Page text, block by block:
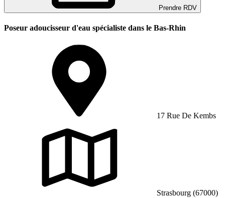
Prendre RDV
Poseur adoucisseur d'eau spécialiste dans le Bas-Rhin
17 Rue De Kembs
Strasbourg (67000)